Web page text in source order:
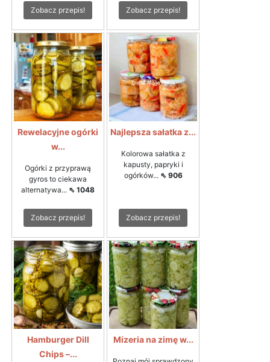
Zobacz przepis! Zobacz przepis!
Rewelacyjne ogórki
w...
Ogórki z przyprawą
gyros to ciekawa
alternatywa... ⇖ 1048
Zobacz przepis!
Najlepsza sałatka z...
Kolorowa sałatka z
kapusty, papryki i
ogórków... ⇖ 906
Zobacz przepis!
Hamburger Dill
Chips –...
Mizeria na zimę w...